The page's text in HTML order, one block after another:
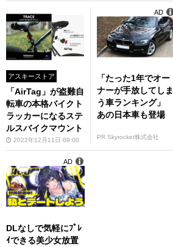
アスキーストア
「AirTag」が盗難自
転車の本格バイクト
ラッカーになるステ
ルスバイクマウント
2022年12月11日 09:00
「たった1年でオー
ナーが手放してしま
う車ランキング」
あの日本車も登場
PR Skyrocket株式会社
AD
DLなしで気軽にﾌﾟﾚ
ｲできる美少女放置
AD